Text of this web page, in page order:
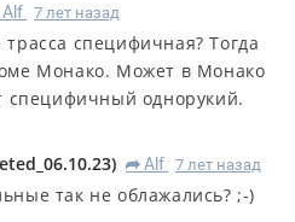
Alf 7 лет назад
специфичная? Тогда
Монако. Может в Монако
специфичный однорукий.
) R Alf 7 лет назад
так не облажались? ;-)